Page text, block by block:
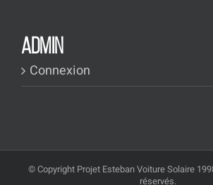
ADMIN
Connexion
© Copyright Projet Esteban Voiture Solaire
réservés.